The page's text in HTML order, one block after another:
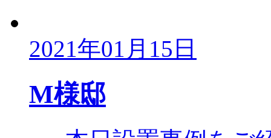
2021年01月15日
M様邸